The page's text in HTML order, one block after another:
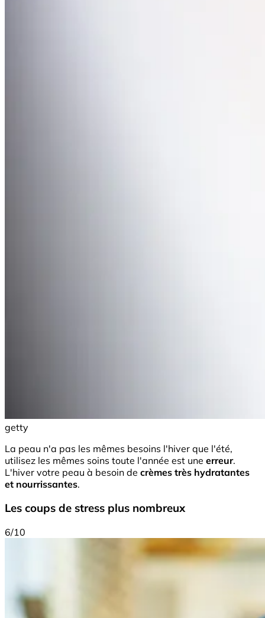
getty
La peau n'a pas les mêmes besoins l'hiver que l'été,
utilisez les mêmes soins toute l'année est une erreur.
L'hiver votre peau à besoin de crèmes très hydratantes
et nourrissantes.
Les coups de stress plus nombreux
6/10